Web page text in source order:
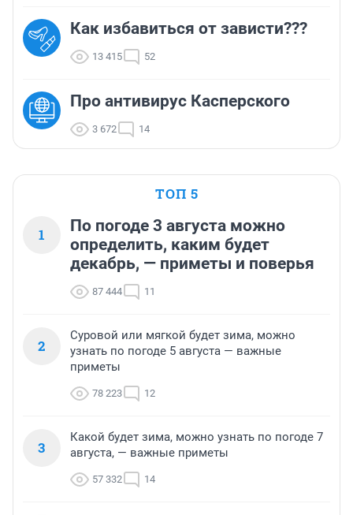
Как избавиться от зависти???
13 415 52
Про антивирус Касперского
3 672 14
ТОП 5
1
По погоде 3 августа можно
определить, каким будет
декабрь, — приметы и поверья
87 444 11
2
Суровой или мягкой будет зима, можно
узнать по погоде 5 августа — важные
приметы
78 223 12
3
Какой будет зима, можно узнать по погоде 7
августа, — важные приметы
57 332 14